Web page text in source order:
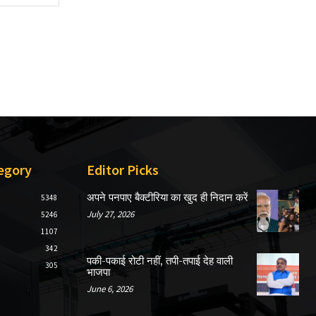
5348
5246
1107
342
305
Editor Picks
अपने पनपाए बैक्टीरिया का खुद ही निदान करें
July 27, 2026
पकी-पकाई रोटी नहीं, तपी-तपाई देह वाली
भाजपा
June 6, 2026